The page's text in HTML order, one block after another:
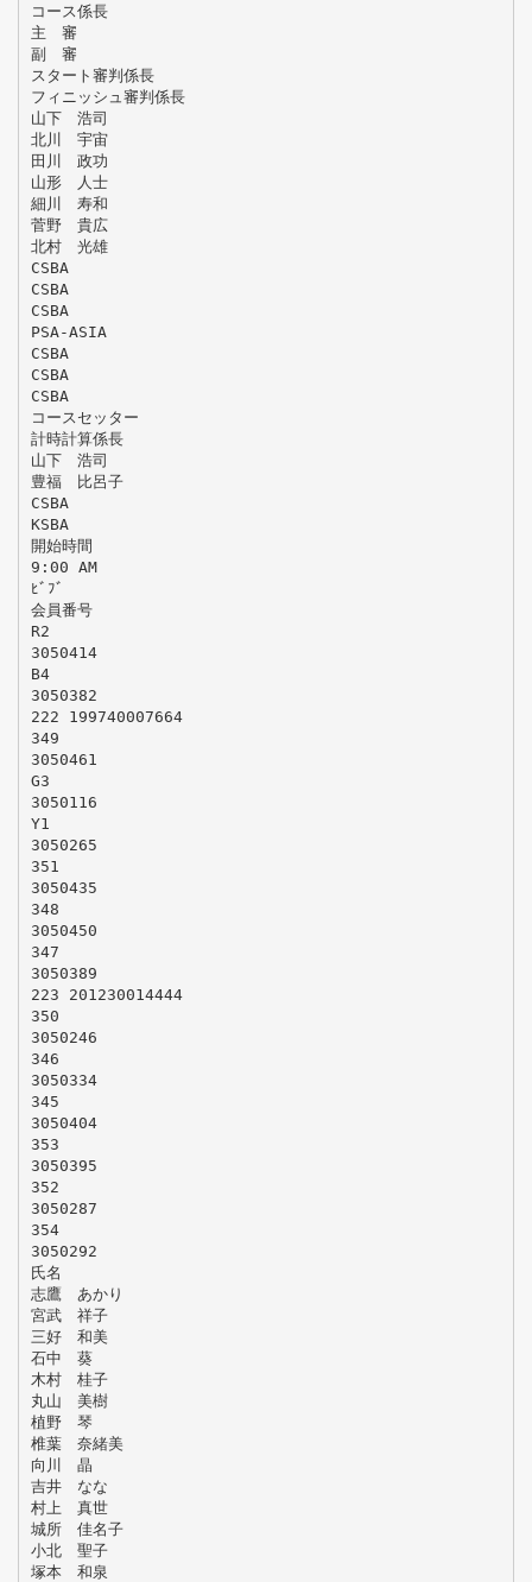
コース係長
主 審
副 審
スタート審判係長
フィニッシュ審判係長
山下 浩司
北川 宇宙
田川 政功
山形 人士
細川 寿和
菅野 貴広
北村 光雄
CSBA
CSBA
CSBA
PSA-ASIA
CSBA
CSBA
CSBA
コースセッター
計時計算係長
山下 浩司
豊福 比呂子
CSBA
KSBA
開始時間
9:00 AM
ﾋﾞﾌﾞ
会員番号
R2
3050414
B4
3050382
222 199740007664
349
3050461
G3
3050116
Y1
3050265
351
3050435
348
3050450
347
3050389
223 201230014444
350
3050246
346
3050334
345
3050404
353
3050395
352
3050287
354
3050292
氏名
志鷹 あかり
宮武 祥子
三好 和美
石中 葵
木村 桂子
丸山 美樹
植野 琴
椎葉 奈緒美
向川 晶
吉井 なな
村上 真世
城所 佳名子
小北 聖子
塚本 和泉